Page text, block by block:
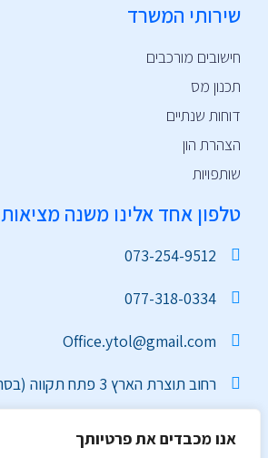
אנו מכבדים את פרטיותך
שירותי המשרד
חישובים מורכבים
תכנון מס
דוחות שנתיים
הצהרת הון
שותפויות
טלפון אחד אלינו משנה מציאות
073-254-9512
077-318-0334
Office.ytol@gmail.com
רחוב תוצרת הארץ 3 פתח תקווה (בסר סיטי)